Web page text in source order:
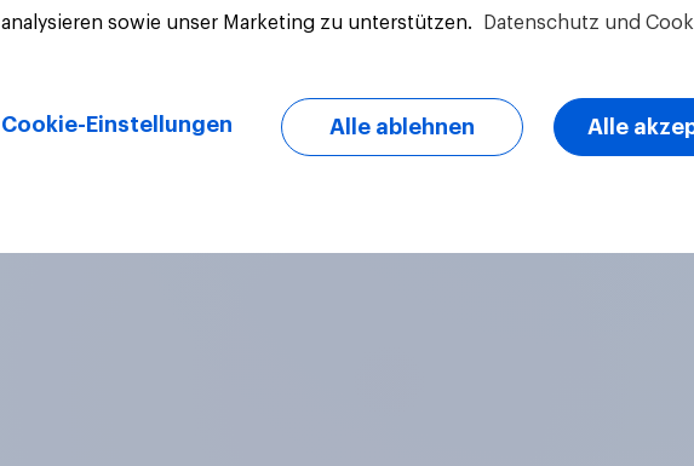
analysieren sowie unser Marketing zu unterstützen.
Datenschutz und
Cookie-Einstellungen Alle ablehnen Alle